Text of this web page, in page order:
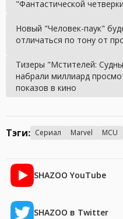
"Фантастической
Новый "Человек-паук"
отличаться по тону от
Тизеры "Мстителей:
набрали миллиард
показов в кино
Тэги: Сериал Marvel MCU
SHAZOO YouTube
SHAZOO в Twitter